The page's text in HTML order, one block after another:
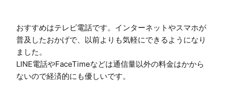
おすすめはテレビ電話です。インターネットやスマホが
普及したおかげで、以前よりも気軽にできるようになり
ました。
LINE電話やFaceTimeなどは通信量以外の料金はかから
ないので経済的にも優しいです。